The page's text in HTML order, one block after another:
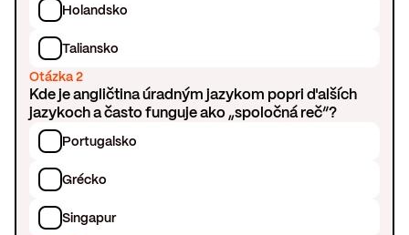
Holandsko
Taliansko
Otázka 2
Kde je angličtina úradným jazykom popri ďalších
jazykoch a často funguje ako „spoločná reč“?
Portugalsko
Grécko
Singapur